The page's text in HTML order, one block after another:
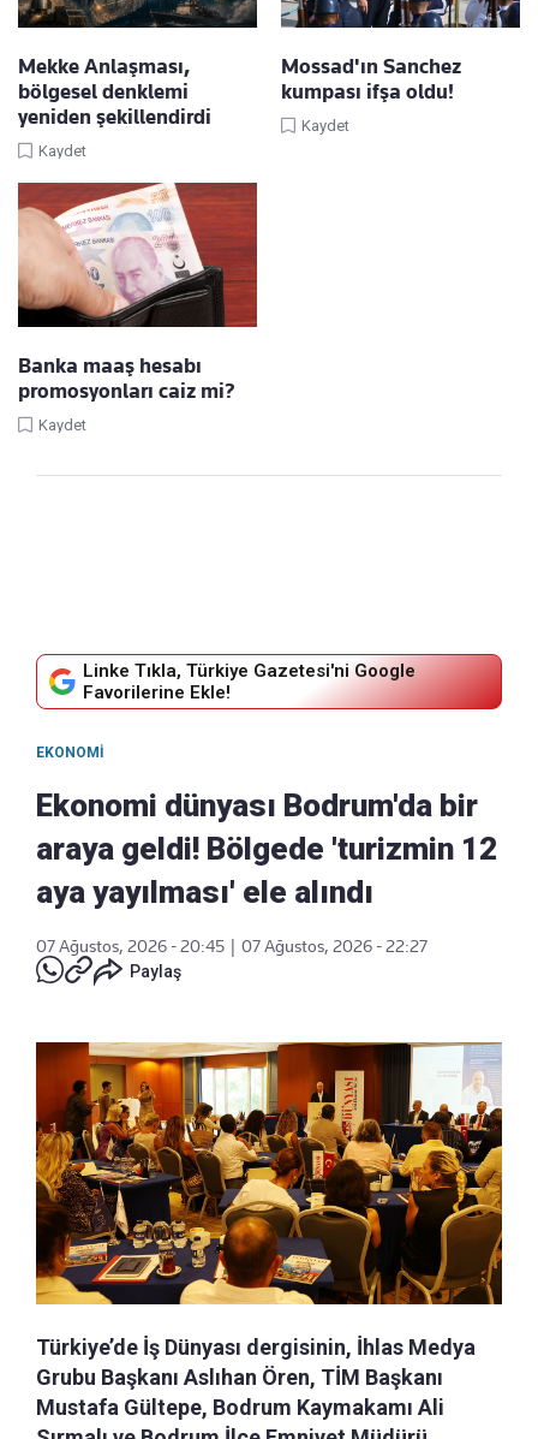
Mekke Anlaşması,
bölgesel denklemi
yeniden şekillendirdi
Kaydet
Mossad'ın Sanchez
kumpası ifşa oldu!
Kaydet
Banka maaş hesabı
promosyonları caiz mi?
Kaydet
Linke Tıkla, Türkiye Gazetesi'ni Google
Favorilerine Ekle!
EKONOMI
Ekonomi dünyası Bodrum'da bir
araya geldi! Bölgede 'turizmin 12
aya yayılması' ele alındı
07 Ağustos, 2026 - 20:45
07 Ağustos, 2026 - 22:27
Paylaş
Türkiye’de İş Dünyası dergisinin, İhlas Medya
Grubu Başkanı Aslıhan Ören, TİM Başkanı
Mustafa Gültepe, Bodrum Kaymakamı Ali